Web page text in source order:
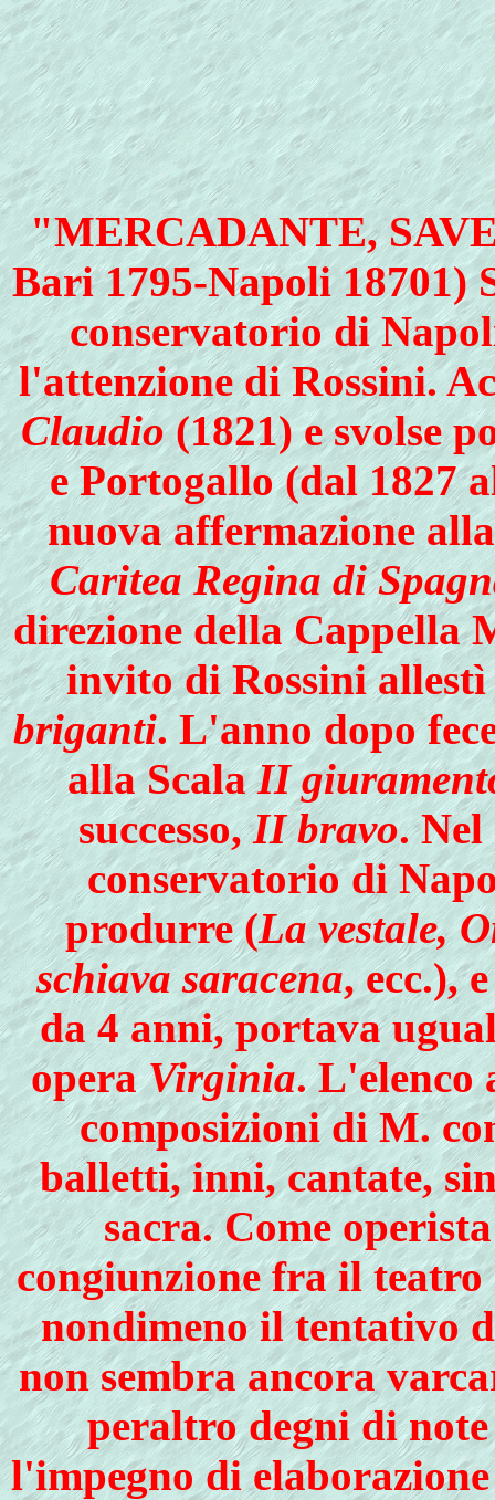
"MERCADANTE,
Bari 1795-Napoli 18701)
conservatorio di
l'attenzione di Rossini.
Claudio(1821) e svolse
e Portogallo (dal 1827
nuova affermazione
Caritea Regina di
direzione della Cappella
invito di Rossini
briganti. L'anno dopo
alla ScalaII
successo,II bravo.
conservatorio di
produrre (La vestale,
schiava saracena, ecc.),
da 4 anni, portava
operaVirginia. L'elenco
composizioni di M.
balletti, inni, cantate,
sacra. Come
congiunzione fra il
nondimeno il tentativo
non sembra ancora
peraltro degni di
l'impegno di